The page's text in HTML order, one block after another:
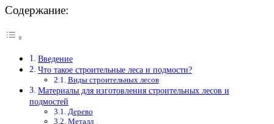
Содержание:
Введение
Что такое строительные леса и подмости?
Виды строительных лесов
Материалы для изготовления строительных лесов и
подмостей
Дерево
Металл